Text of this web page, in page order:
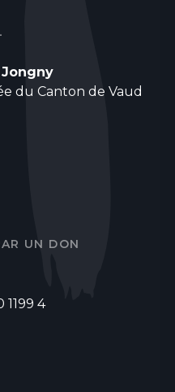
du Canton de Vaud
UN DON
1199 4